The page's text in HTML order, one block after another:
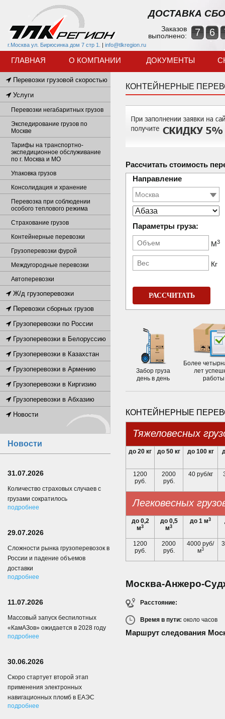
г.Москва ул. Бирюсинка дом 7 стр 1. | info@tlkregion.ru
ДОСТАВКА
Заказов
выполнено:
7 6
ГЛАВНАЯ О КОМПАНИИ ДОКУМЕНТЫ
КОНТЕЙНЕРНЫЕ
Рассчитать стоимость
Направление
Параметры груза:
М3
Кг
РАССЧИТАТЬ
Забор груза
день в день
Более
лет
работы
КОНТЕЙНЕРНЫЕ
Тяжеловесных
до 20 кг до 50 кг до 100 кг
1200
руб.
2000
руб.
40 руб/кг
Легковесных
до 0,2
м3
до 0,5
м3
до 1 м3
1200
руб.
2000
руб.
4000 руб/
м3
Москва-Анжеро-
Расстояние:
Время в пути: около часов
Маршрут следования
Перевозки грузовой скоростью
Услуги
Перевозки негабаритных грузов
Экспедирование грузов по
Москве
Тарифы на транспортно-
экспедиционное обслуживание
по г. Москва и МО
Упаковка грузов
Консолидация и хранение
Перевозка при соблюдении
особого теплового режима
Страхование грузов
Контейнерные перевозки
Грузоперевозки фурой
Междугородные перевозки
Автоперевозки
Ж/д грузоперевозки
Перевозки сборных грузов
Грузоперевозки по России
Грузоперевозки в Белоруссию
Грузоперевозки в Казахстан
Грузоперевозки в Армению
Грузоперевозки в Киргизию
Грузоперевозки в Абхазию
Новости
Новости
31.07.2026
Количество страховых случаев с
грузами сократилось
подробнее
29.07.2026
Сложности рынка грузоперевозок в
России и падение объемов
доставки
подробнее
11.07.2026
Массовый запуск беспилотных
«КамАЗов» ожидается в 2028 году
подробнее
30.06.2026
Скоро стартует второй этап
применения электронных
навигационных пломб в ЕАЭС
подробнее